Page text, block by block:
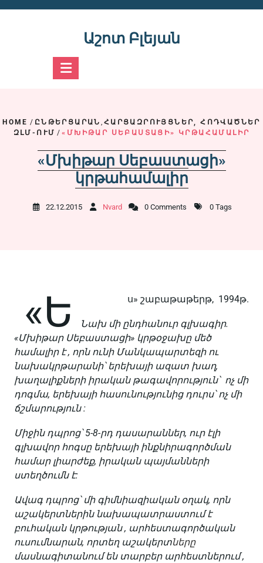
Աշոտ Բլեյան
HOME / ԸՆԹԵՐՑԱՐԱՆ , ՀԱՐՑԱԶՐՈՒՅՑՆԵՐ, ՀՈԴՎԱԾՆԵՐ
ԶԼՄ-ՈՒՄ /«ՄԽԻԹԱՐ ՍԵԲԱՍՏԱՑԻ» ԿՐԹԱՀԱՄԱԼԻՐ
«Մխիթար Սեբաստացի»
կրթահամալիր
22.12.2015 Nvard 0 Comments 0 Tags
«Ե ս» շաբաթաթերթ, 1994թ.
Նախ մի ընդհանուր գլխագիր.
«Մխիթար Սեբաստացի» կրթօջախը մեծ
համալիր է , որն ունի Մանկապարտեզի ու
նախակրթարանի՝ երեխայի ազատ խաղ,
խաղալիքների իրական թագավորություն՝ ոչ մի
դոգմա, երեխայի հասունությունից դուրս՝ ոչ մի
ճշմարություն :
Միջին դպրոց՝ 5-8-րդ դասարաններ, ուր էլի
գլխավոր հոգսը երեխայի ինքնիրագործման
համար լիարժեք, իրական պայմանների
ստեղծումն է:
Ավագ դպրոց՝ մի գիմնիազիական օղակ, որն
աշակերտներին նախապատրաստում է
բուհական կրթության , արհեստագործական
ուսումնարան, որտեղ աշակերտները
մասնագիտանում են տարբեր արհեստներում ,